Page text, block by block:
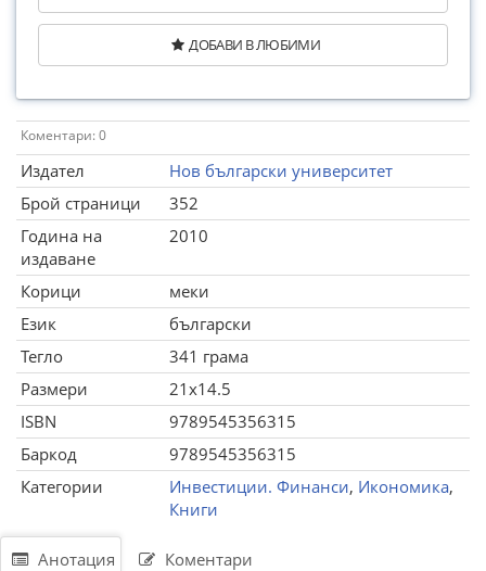
ДОБАВИ В ЛЮБИМИ
Коментари: 0
Издател
Нов български университет
Брой страници
352
Година на
издаване
2010
Корици
меки
Език
български
Тегло
341 грама
Размери
21x14.5
ISBN
9789545356315
Баркод
9789545356315
Категории
Инвестиции. Финанси, Икономика,
Книги
Анотация Коментари